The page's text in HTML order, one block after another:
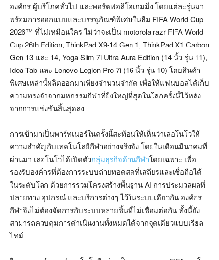
องค์กร ผู้บริโภคทั่วไป และพอร์ตฟอลิโอเกมมิ่ง โดยแต่ละรุ่นมา
พร้อมการออกแบบและบรรจุภัณฑ์พิเศษในธีม FIFA World Cup
2026™ ที่ไม่เหมือนใคร ไม่ว่าจะเป็น motorola razr FIFA World
Cup 26th Edition, ThinkPad X9-14 Gen 1, ThinkPad X1 Carbon
Gen 13 และ 14, Yoga Slim 7i Ultra Aura Edition (14 นิ้ว รุ่น 11),
Idea Tab และ Lenovo Legion Pro 7i (16 นิ้ว รุ่น 10) โดยสินค้า
พิเศษเหล่านี้ผลิตออกมาเพียงจำนวนจำกัด เพื่อให้แฟนบอลได้เก็บ
ความทรงจำจากมหกรรมกีฬาที่ยิ่งใหญ่ที่สุดในโลกครั้งนี้ไว้หลัง
จากการแข่งขันสิ้นสุดลง
การเข้ามาเป็นพาร์ทเนอร์ในครั้งนี้สะท้อนให้เห็นว่าเลอโนโวให้
ความสำคัญกับเทคโนโลยีกีฬาอย่างจริงจัง โดยในเดือนมีนาคมที่
ผ่านมา เลอโนโวได้เปิดตัวกลุ่มธุรกิจด้านกีฬาโดยเฉพาะ เพื่อ
รองรับองค์กรที่ต้องการระบบถ่ายทอดสดที่เสถียรและเชื่อถือได้
ในระดับโลก ด้วยการรวมโครงสร้างพื้นฐาน AI การประมวลผลที่
ปลายทาง อุปกรณ์ และบริการต่างๆ ไว้ในระบบเดียวกัน องค์กร
กีฬาจึงไม่ต้องจัดการกับระบบหลายชิ้นที่ไม่เชื่อมต่อกัน ทั้งนี้ยัง
สามารถควบคุมการดำเนินงานทั้งหมดได้จากจุดเดียวแบบเรียล
ไทม์